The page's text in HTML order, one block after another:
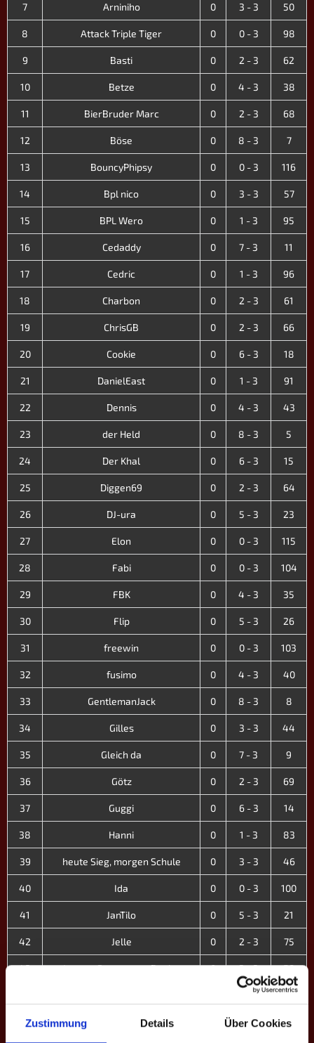
Zustimmung Details Über Cookies
7 Arniniho 0 3 - 3 50
8 Attack Triple Tiger 0 0 - 3 98
9 Basti 0 2 - 3 62
10 Betze 0 4 - 3 38
11 BierBruder Marc 0 2 - 3 68
12 Böse 0 8 - 3 7
13 BouncyPhipsy 0 0 - 3 116
14 Bpl nico 0 3 - 3 57
15 BPL Wero 0 1 - 3 95
16 Cedaddy 0 7 - 3 11
17 Cedric 0 1 - 3 96
18 Charbon 0 2 - 3 61
19 ChrisGB 0 2 - 3 66
20 Cookie 0 6 - 3 18
21 DanielEast 0 1 - 3 91
22 Dennis 0 4 - 3 43
23 der Held 0 8 - 3 5
24 Der Khal 0 6 - 3 15
25 Diggen69 0 2 - 3 64
26 DJ-ura 0 5 - 3 23
27 Elon 0 0 - 3 115
28 Fabi 0 0 - 3 104
29 FBK 0 4 - 3 35
30 Flip 0 5 - 3 26
31 freewin 0 0 - 3 103
32 fusimo 0 4 - 3 40
33 GentlemanJack 0 8 - 3 8
34 Gilles 0 3 - 3 44
35 Gleich da 0 7 - 3 9
36 Götz 0 2 - 3 69
37 Guggi 0 6 - 3 14
38 Hanni 0 1 - 3 83
39 heute Sieg, morgen Schule 0 3 - 3 46
40 Ida 0 0 - 3 100
41 JanTilo 0 5 - 3 21
42 Jelle 0 2 - 3 75
43 Jeremy Fragrances Dealer 0 3 - 3 58
5 - 3 22
45 3 - 3 48